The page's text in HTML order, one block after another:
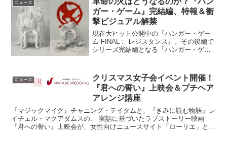
続けに韓国...
ニュース
ガー・ゲーム』完結編、特報＆衝
撃ビジュアル解禁
現在大ヒット公開中の『ハンガー・ゲー
ム FINAL： レジスタンス』。その後編で
シリーズ完結編となる『ハンガー・ゲー
た。シリーズ完結編『ハンガー・ゲーム
FINAL...
ニュース
クリスマス女子会イベント開催！
『君への誓い』上映会＆プチヘア
アレンジ講座
『マジックマイク』チャニング・テイタムと、『きみに読む物語』レ
イチェル・マクアダムスの、 実話に基づいたラブストーリー映画
『君への誓い』上映会が、女性向けニュースサイト「ローリエ」と共